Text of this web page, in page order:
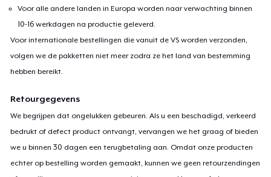
Voor alle andere landen in Europa worden naar verwachting binnen
10-16 werkdagen na productie geleverd.
Voor internationale bestellingen die vanuit de VS worden verzonden,
volgen we de pakketten niet meer zodra ze het land van bestemming
hebben bereikt.
Retourgegevens
We begrijpen dat ongelukken gebeuren. Als u een beschadigd, verkeerd
bedrukt of defect product ontvangt, vervangen we het graag of bieden
we u binnen 30 dagen een terugbetaling aan. Omdat onze producten
echter op bestelling worden gemaakt, kunnen we geen retourzendingen